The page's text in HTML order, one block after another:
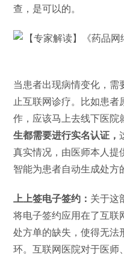
查，是可以的。
当患者出现病情变化，需
止互联网诊疗。比如患
作，应该马上去线下医院
生都需要进行实名认证，
真实情况，由医师本人提
智能为患者自动生成处方
上上签电子签约： 关于这
将电子签约应用在了互联
处方单的缺失，使得无法
环。互联网医院对于医师